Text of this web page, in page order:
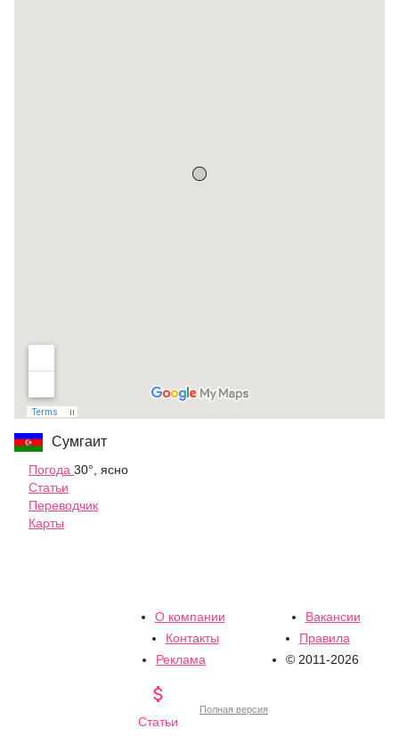
Сумгаит
Погода 30°, ясно
Статьи
Переводчик
Карты
О компании
Вакансии
Контакты
Правила
Реклама
© 2011-2026

Статьи
Полная версия